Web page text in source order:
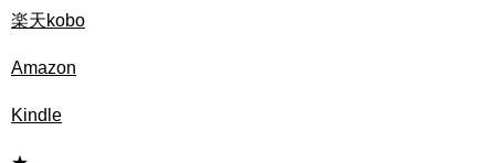
楽天kobo
Amazon
Kindle